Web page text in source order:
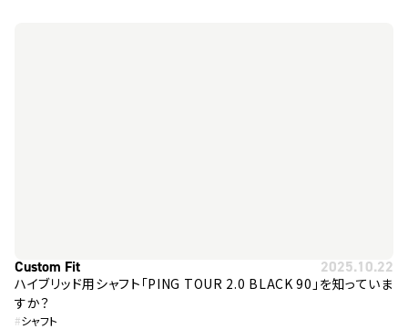
Custom Fit 2025.10.22
ハイブリッド用シャフト「PING TOUR 2.0 BLACK 90」を知っていま
すか？
#シャフト